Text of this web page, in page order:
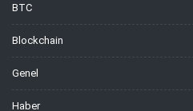
BTC
Blockchain
Genel
Haber